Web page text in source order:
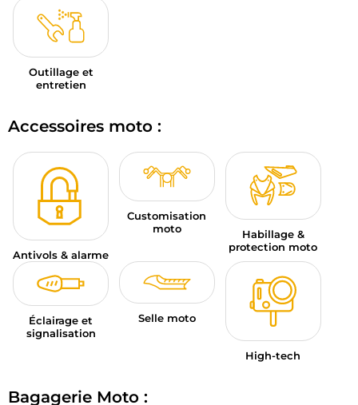
Outillage et
entretien
Accessoires moto :
Antivols & alarme
Customisation
moto
Habillage &
protection moto
Éclairage et
signalisation
Selle moto
High-tech
Bagagerie Moto :